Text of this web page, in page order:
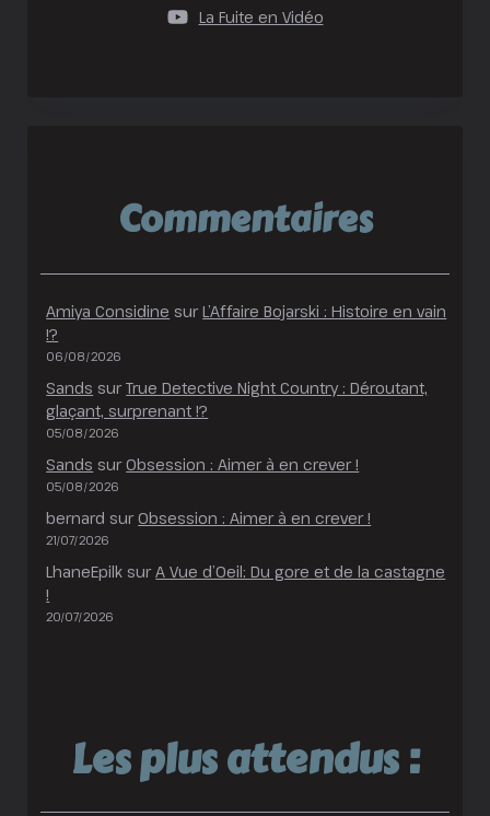
La Fuite en Vidéo
Commentaires
Amiya Considine surL’Affaire Bojarski : Histoire en vain
!?
06/08/2026
Sands surTrue Detective Night Country : Déroutant,
glaçant, surprenant !?
05/08/2026
Sands surObsession : Aimer à en crever !
05/08/2026
bernard surObsession : Aimer à en crever !
21/07/2026
LhaneEpilk surA Vue d’Oeil: Du gore et de la castagne
!
20/07/2026
Les plus attendus :